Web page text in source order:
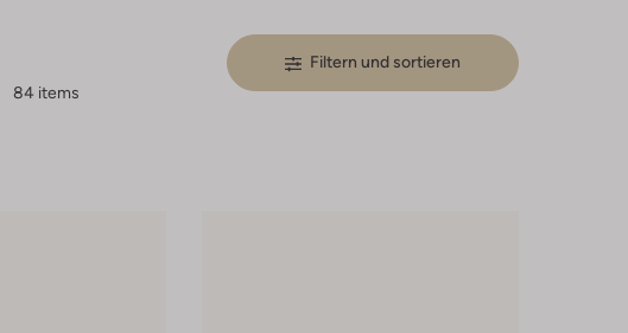
84 items
Filtern und sortieren